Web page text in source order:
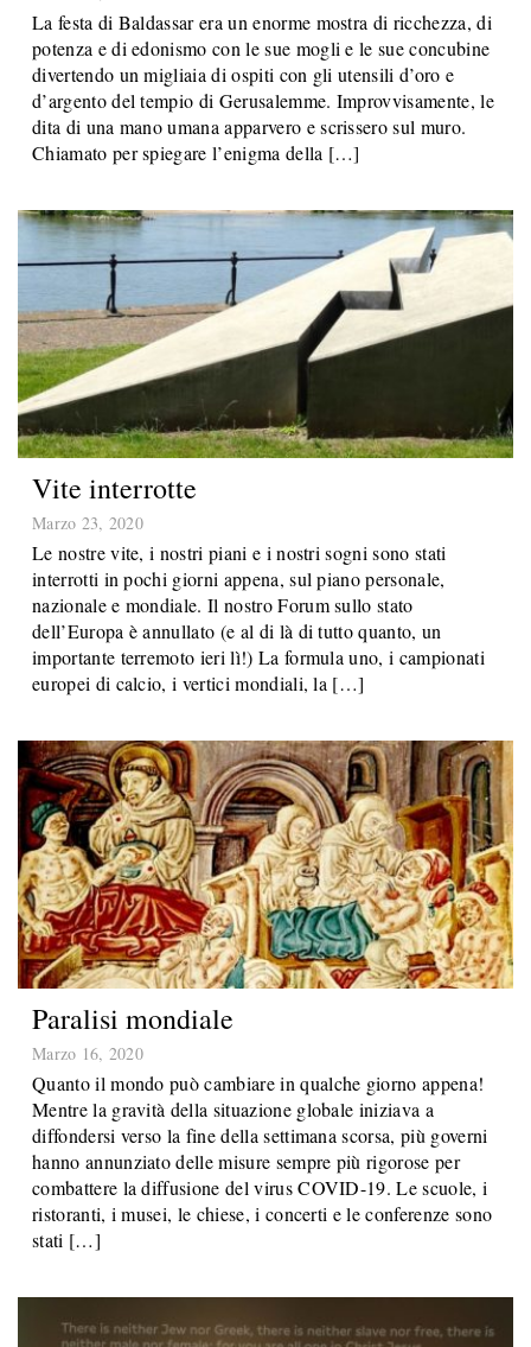
La festa di Baldassar era un enorme mostra di ricchezza, di
potenza e di edonismo con le sue mogli e le sue concubine
divertendo un migliaia di ospiti con gli utensili d’oro e
d’argento del tempio di Gerusalemme. Improvvisamente, le
dita di una mano umana apparvero e scrissero sul muro.
Chiamato per spiegare l’enigma della […]
Vite interrotte
Marzo 23, 2020
Le nostre vite, i nostri piani e i nostri sogni sono stati
interrotti in pochi giorni appena, sul piano personale,
nazionale e mondiale. Il nostro Forum sullo stato
dell’Europa è annullato (e al di là di tutto quanto, un
importante terremoto ieri lì!) La formula uno, i campionati
europei di calcio, i vertici mondiali, la […]
Paralisi mondiale
Marzo 16, 2020
Quanto il mondo può cambiare in qualche giorno appena!
Mentre la gravità della situazione globale iniziava a
diffondersi verso la fine della settimana scorsa, più governi
hanno annunziato delle misure sempre più rigorose per
combattere la diffusione del virus COVID-19. Le scuole, i
ristoranti, i musei, le chiese, i concerti e le conferenze sono
stati […]